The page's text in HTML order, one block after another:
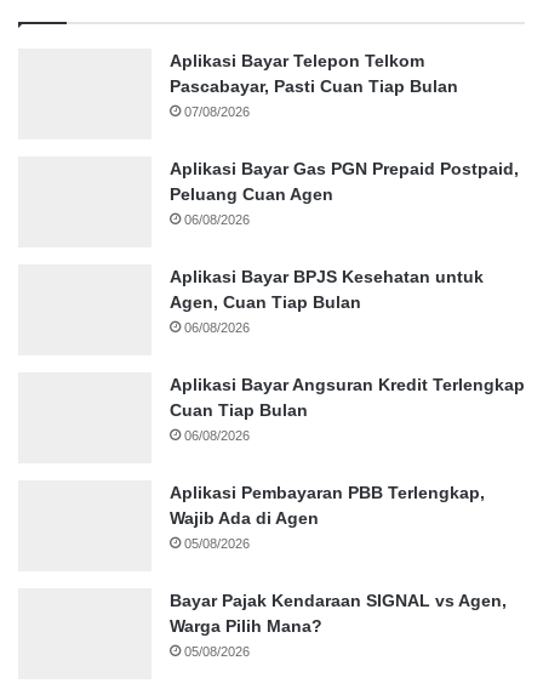
Aplikasi Bayar Telepon Telkom
Pascabayar, Pasti Cuan Tiap Bulan
07/08/2026
Aplikasi Bayar Gas PGN Prepaid Postpaid,
Peluang Cuan Agen
06/08/2026
Aplikasi Bayar BPJS Kesehatan untuk
Agen, Cuan Tiap Bulan
06/08/2026
Aplikasi Bayar Angsuran Kredit Terlengkap
Cuan Tiap Bulan
06/08/2026
Aplikasi Pembayaran PBB Terlengkap,
Wajib Ada di Agen
05/08/2026
Bayar Pajak Kendaraan SIGNAL vs Agen,
Warga Pilih Mana?
05/08/2026